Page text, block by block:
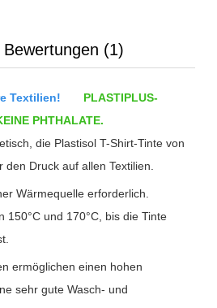
Bewertungen (1)
Textilien!
PLASTIPLUS-
PHTHALATE.
die Plastisol T-Shirt-Tinte von
Druck auf allen Textilien.
Wärmequelle erforderlich.
150°C und 170°C, bis die Tinte
ermöglichen einen hohen
sehr gute Wasch- und